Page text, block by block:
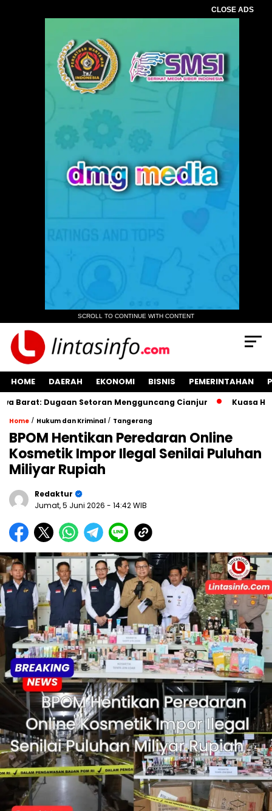
CLOSE ADS
SCROLL TO CONTINUE WITH CONTENT
HOME DAERAH EKONOMI BISNIS PEMERINTAHAN
Dugaan Setoran Mengguncang Cianjur Kuasa
Home / Hukum dan Kriminal / Tangerang
BPOM Hentikan Peredaran Online
Kosmetik Impor Ilegal Senilai Puluhan
Miliyar Rupiah
Redaktur
Jumat, 5 Juni 2026 - 14:42 WIB